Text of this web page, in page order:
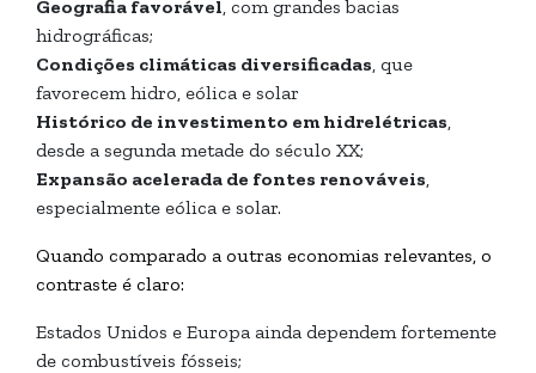
Geografia favorável, com grandes bacias
hidrográficas;
Condições climáticas diversificadas, que
favorecem hidro, eólica e solar
Histórico de investimento em hidrelétricas,
desde a segunda metade do século XX;
Expansão acelerada de fontes renováveis,
especialmente eólica e solar.
Quando comparado a outras economias relevantes, o
contraste é claro:
Estados Unidos e Europa ainda dependem fortemente
de combustíveis fósseis;